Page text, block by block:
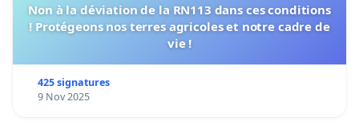
Non à la déviation de la RN113 dans ces conditions
! Protégeons nos terres agricoles et notre cadre de
vie !
425 signatures
9 Nov 2025